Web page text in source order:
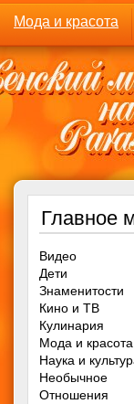
Мода и красота
Главное
Видео
Дети
Знаменитости
Кино и ТВ
Кулинария
Мода и красота
Наука и
Необычное
Отношения